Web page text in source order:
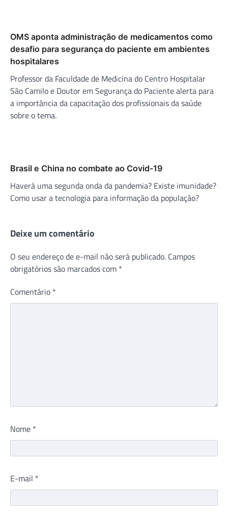
OMS aponta administração de medicamentos como
desafio para segurança do paciente em ambientes
hospitalares
Professor da Faculdade de Medicina do Centro Hospitalar
São Camilo e Doutor em Segurança do Paciente alerta para
a importância da capacitação dos profissionais da saúde
sobre o tema.
Brasil e China no combate ao Covid-19
Haverá uma segunda onda da pandemia? Existe imunidade?
Como usar a tecnologia para informação da população?
Deixe um comentário
O seu endereço de e-mail não será publicado. Campos
obrigatórios são marcados com *
Comentário *
Nome *
E-mail *